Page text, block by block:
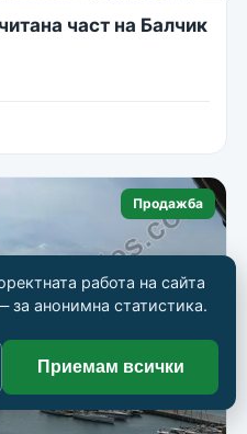
част на Балчик
Продажба
работа на сайта
анонимна статистика.
Приемам всички